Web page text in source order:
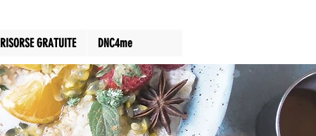
RISORSE GRATUITE DNC4me